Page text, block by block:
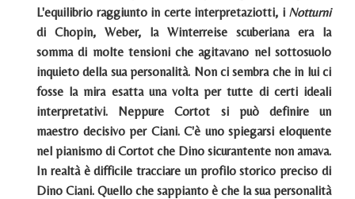
L'equilibrio raggiunto in certe interpretaziotti, i Notturni
di Chopin, Weber, la Winterreise scuberiana era la
somma di molte tensioni che agitavano nel sottosuolo
inquieto della sua personalità. Non ci sembra che in lui ci
fosse la mira esatta una volta per tutte di certi ideali
interpretativi. Neppure Cortot si può definire un
maestro decisivo per Ciani. C'è uno spiegarsi eloquente
nel pianismo di Cortot che Dino sicurantente non amava.
In realtà è difficile tracciare un profilo storico preciso di
Dino Ciani. Quello che sappianto è che la sua personalità